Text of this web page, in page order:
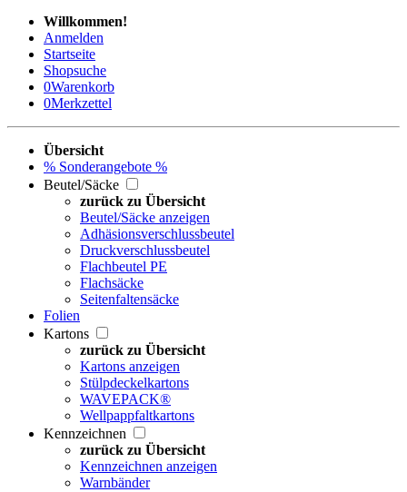
Willkommen!
Anmelden
Startseite
Shopsuche
0Warenkorb
0Merkzettel
Übersicht
% Sonderangebote %
Beutel/Säcke
zurück zu Übersicht
Beutel/Säcke anzeigen
Adhäsionsverschlussbeutel
Druckverschlussbeutel
Flachbeutel PE
Flachsäcke
Seitenfaltensäcke
Folien
Kartons
zurück zu Übersicht
Kartons anzeigen
Stülpdeckelkartons
WAVEPACK®
Wellpappfaltkartons
Kennzeichnen
zurück zu Übersicht
Kennzeichnen anzeigen
Warnbänder